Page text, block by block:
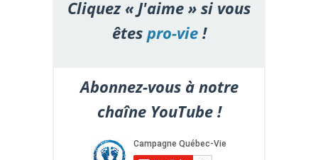
Cliquez « J'aime » si vous
êtespro-vie!
Abonnez-vous à notre
chaîne YouTube !